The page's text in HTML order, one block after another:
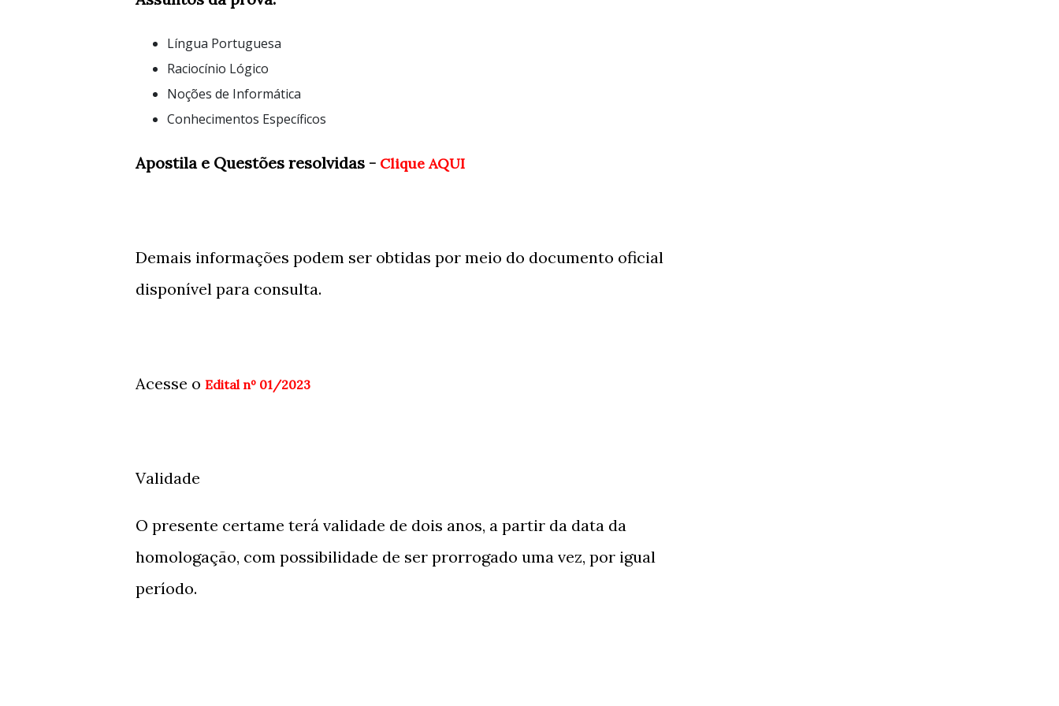
Língua Portuguesa
Raciocínio Lógico
Noções de Informática
Conhecimentos Específicos
Apostila e Questões resolvidas - Clique AQUI
Demais informações podem ser obtidas por meio do documento oficial
disponível para consulta.
Acesse o Edital nº 01/2023
Validade
O presente certame terá validade de dois anos, a partir da data da
homologação, com possibilidade de ser prorrogado uma vez, por igual
período.